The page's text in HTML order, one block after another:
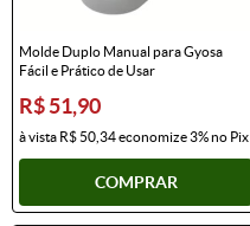
Molde Duplo Manual para Gyosa
Fácil e Prático de Usar
R$ 51,90
à vista R$ 50,34economize3%no Pix
COMPRAR